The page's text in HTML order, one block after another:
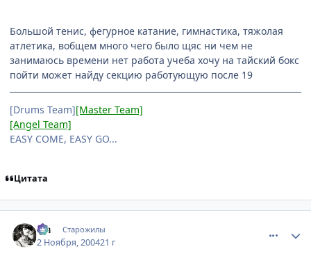
Большой тенис, фегурное катание, гимнастика, тяжолая
атлетика, вобщем много чего было щяс ни чем не
занимаюсь времени нет работа учеба хочу на тайский бокс
пойти может найду секцию работующую после 19
[Drums Team][Master Team]
[Angel Team]
EASY COME, EASY GO...
Цитата
Lia Старожилы
2 Ноября, 200421 г